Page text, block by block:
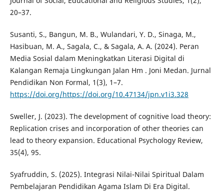
20–37.
Susanti, S., Bangun, M. B., Wulandari, Y. D., Sinaga, M.,
Hasibuan, M. A., Sagala, C., & Sagala, A. A. (2024). Peran
Media Sosial dalam Meningkatkan Literasi Digital di
Kalangan Remaja Lingkungan Jalan Hm . Joni Medan. Jurnal
Pendidikan Non Formal, 1(3), 1–7.
https://doi.org/https://doi.org/10.47134/jpn.v1i3.328
Sweller, J. (2023). The development of cognitive load theory:
Replication crises and incorporation of other theories can
lead to theory expansion. Educational Psychology Review,
35(4), 95.
Syafruddin, S. (2025). Integrasi Nilai-Nilai Spiritual Dalam
Pembelajaran Pendidikan Agama Islam Di Era Digital.